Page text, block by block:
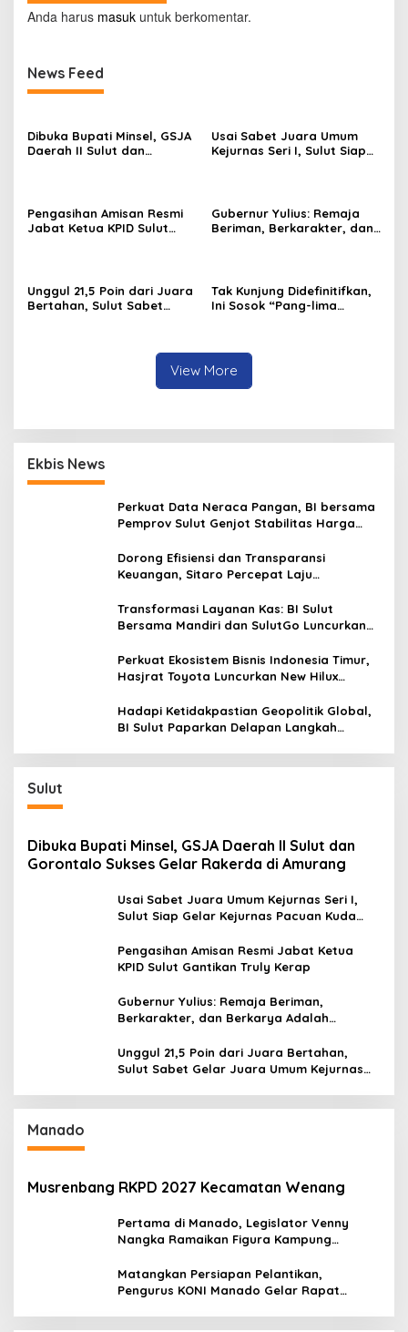
Anda harus masuk untuk berkomentar.
News Feed
Dibuka Bupati Minsel, GSJA
Daerah II Sulut dan
Usai Sabet Juara Umum
Kejurnas Seri I, Sulut Siap
Pengasihan Amisan Resmi
Jabat Ketua KPID Sulut
Gubernur Yulius: Remaja
Beriman, Berkarakter, dan
Unggul 21,5 Poin dari Juara
Bertahan, Sulut Sabet
Tak Kunjung Didefinitifkan,
Ini Sosok “Pang-lima
View More
Ekbis News
Perkuat Data Neraca Pangan, BI bersama
Pemprov Sulut Genjot Stabilitas Harga
Dorong Efisiensi dan Transparansi
Keuangan, Sitaro Percepat Laju
Transformasi Layanan Kas: BI Sulut
Bersama Mandiri dan SulutGo Luncurkan
Kepulauan
Perkuat Ekosistem Bisnis Indonesia Timur,
Hasjrat Toyota Luncurkan New Hilux
Hadapi Ketidakpastian Geopolitik Global,
BI Sulut Paparkan Delapan Langkah
Sulut
Dibuka Bupati Minsel, GSJA Daerah II Sulut dan
Gorontalo Sukses Gelar Rakerda di Amurang
Usai Sabet Juara Umum Kejurnas Seri I,
Sulut Siap Gelar Kejurnas Pacuan Kuda
Pengasihan Amisan Resmi Jabat Ketua
KPID Sulut Gantikan Truly Kerap
Gubernur Yulius: Remaja Beriman,
Berkarakter, dan Berkarya Adalah
Unggul 21,5 Poin dari Juara Bertahan,
Sulut Sabet Gelar Juara Umum Kejurnas
Manado
Musrenbang RKPD 2027 Kecamatan Wenang
Pertama di Manado, Legislator Venny
Nangka Ramaikan Figura Kampung
Matangkan Persiapan Pelantikan,
Pengurus KONI Manado Gelar Rapat